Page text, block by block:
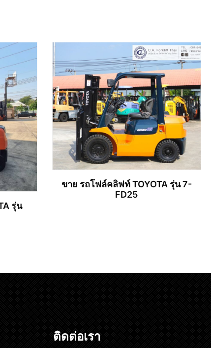
รุ่น
ขาย รถโฟล์คลิฟท์ TOYOTA รุ่น 7-
FD25
ติดต่อเรา